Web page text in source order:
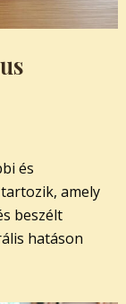
és
amely
beszélt
hatáson